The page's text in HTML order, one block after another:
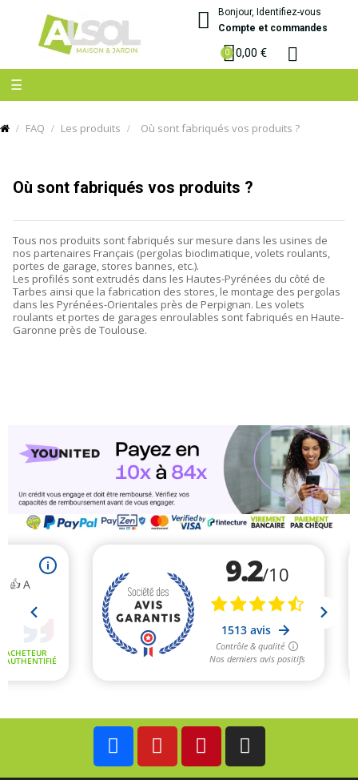
Bonjour, Identifiez-vous
Compte et commandes
0,00 €
Basculer
la
☰
FAQ Les produits Où sont fabriqués vos produits ?
Où sont fabriqués vos produits ?
Tous nos produits sont fabriqués sur mesure dans les usines de
nos partenaires Français (pergolas bioclimatique, volets roulants,
portes de garage, stores bannes, etc.).
Les profilés sont extrudés dans les Hautes-Pyrénées du côté de
Tarbes ainsi que la fabrication des stores, le montage des pergolas
dans les Pyrénées-Orientales près de Perpignan. Les volets
roulants et portes de garages enroulables sont fabriqués en Haute-
Garonne près de Toulouse.